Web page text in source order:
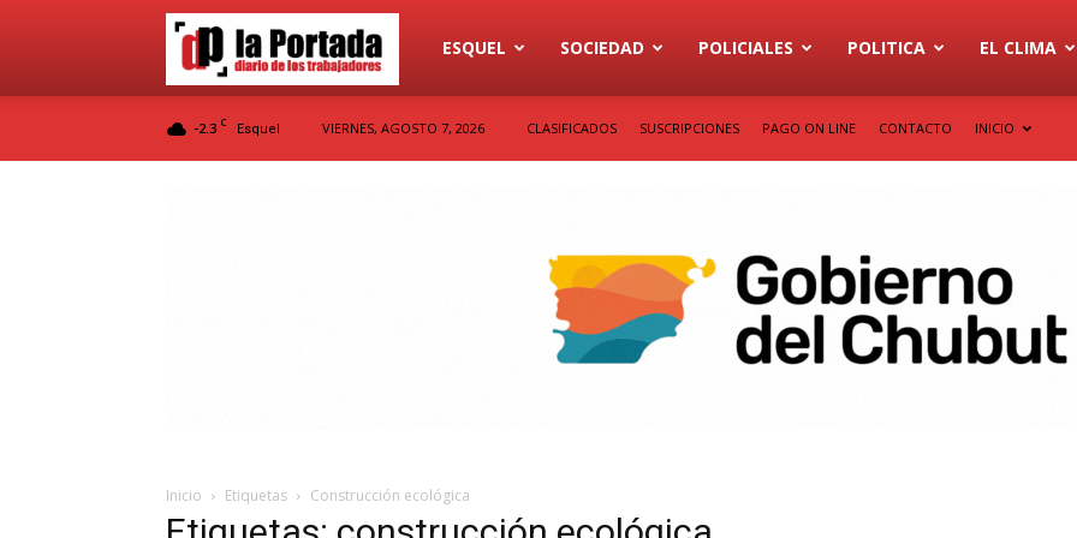
Diario
ESQUEL SOCIEDAD POLICIALES POLITICA EL CLIMA
-2.3 C Esquel VIERNES, AGOSTO 7, 2026 CLASIFICADOS SUSCRIPCIONES PAGO ON LINE CONTACTO INICIO
Inicio Etiquetas Construcción ecológica